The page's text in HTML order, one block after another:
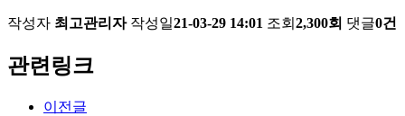
작성자 최고관리자 작성일21-03-29 14:01 조회 2,300회 댓글0건
관련링크
이전글